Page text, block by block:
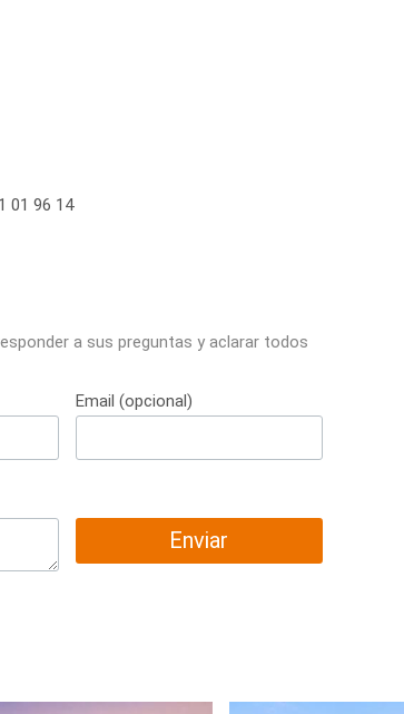
01 96 14
a sus preguntas y aclarar todos
Email (opcional)
Enviar